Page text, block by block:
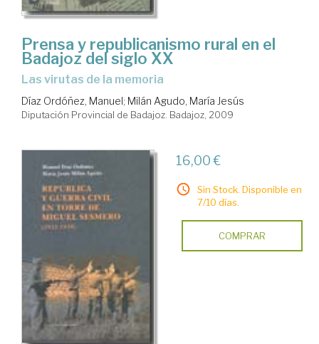
Prensa y republicanismo rural en el
Badajoz del siglo XX
las virutas de la memoria
Díaz Ordóñez, Manuel; Milán Agudo, María Jesús
Diputación Provincial de Badajoz. Badajoz, 2009
16,00 €
Sin Stock. Disponible en
7/10 días.
COMPRAR